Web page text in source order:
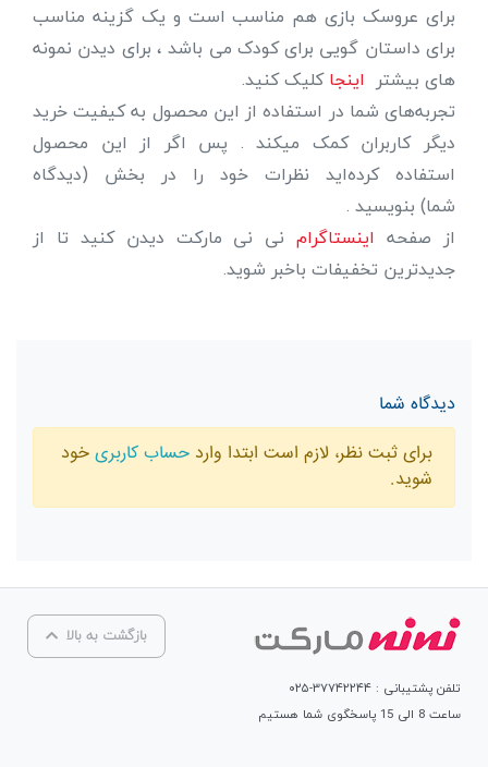
برای عروسک بازی هم مناسب است و یک گزینه مناسب
برای داستان گویی برای کودک می باشد ، برای دیدن نمونه
های بیشتر اینجاکلیک کنید.
تجربه‌های شما در استفاده از این محصول به کیفیت خرید
دیگر کاربران کمک میکند . پس اگر از این محصول
استفاده کرده‌اید نظرات خود را در بخش (دیدگاه
شما) بنویسید .
از صفحه اینستاگرام نی نی مارکت دیدن کنید تا از
جدیدترین تخفیفات باخبر شوید.
دیدگاه شما
برای ثبت نظر، لازم است ابتدا وارد حساب کاربری خود
شوید.
بازگشت به بالا
تلفن پشتیبانی : ۳۷۷۴۲۲۴۴-۰۲۵
ساعت 8 الی 15 پاسخگوی شما هستیم